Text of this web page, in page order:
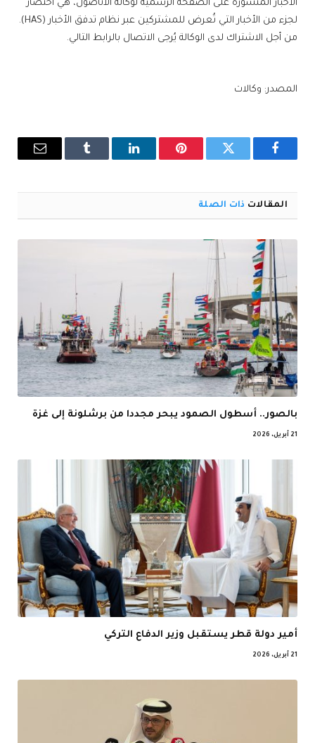
الأخبار المنشورة على الصفحة الرسمية لوكالة الأناضول، هي اختصار
لجزء من الأخبار التي تُعرض للمشتركين عبر نظام تدفق الأخبار (HAS).
من أجل الاشتراك لدى الوكالة يُرجى الاتصال بالرابط التالي.
المصدر: وكالات
فيسبوك تويتر بينتيريستلينكدإن Tumblr
البريد
المقالات ذات الصلة
بالصور.. أسطول الصمود يبحر مجددا من برشلونة إلى غزة
21 أبريل، 2026
أمير دولة قطر يستقبل وزير الدفاع التركي
21 أبريل، 2026